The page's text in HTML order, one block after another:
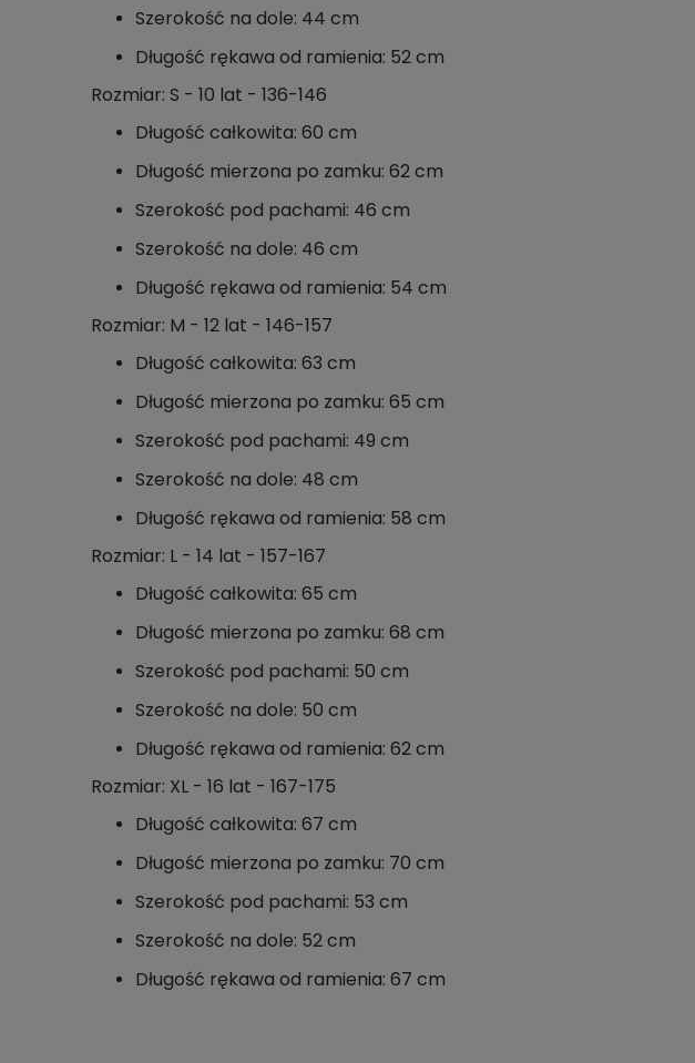
Szerokość na dole: 44 cm
Długość rękawa od ramienia: 52 cm
Rozmiar: S - 10 lat - 136-146
Długość całkowita: 60 cm
Długość mierzona po zamku: 62 cm
Szerokość pod pachami: 46 cm
Szerokość na dole: 46 cm
Długość rękawa od ramienia: 54 cm
Rozmiar: M - 12 lat - 146-157
Długość całkowita: 63 cm
Długość mierzona po zamku: 65 cm
Szerokość pod pachami: 49 cm
Szerokość na dole: 48 cm
Długość rękawa od ramienia: 58 cm
Rozmiar: L - 14 lat - 157-167
Długość całkowita: 65 cm
Długość mierzona po zamku: 68 cm
Szerokość pod pachami: 50 cm
Szerokość na dole: 50 cm
Długość rękawa od ramienia: 62 cm
Rozmiar: XL - 16 lat - 167-175
Długość całkowita: 67 cm
Długość mierzona po zamku: 70 cm
Szerokość pod pachami: 53 cm
Szerokość na dole: 52 cm
Długość rękawa od ramienia: 67 cm